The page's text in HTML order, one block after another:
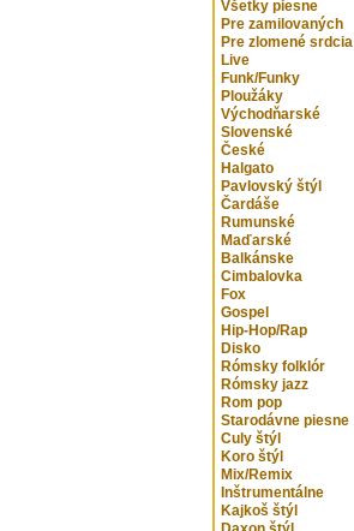
Všetky piesne
Pre zamilovaných
Pre zlomené srdcia
Live
Funk/Funky
Ploužáky
Východňarské
Slovenské
České
Halgato
Pavlovský štýl
Čardáše
Rumunské
Maďarské
Balkánske
Cimbalovka
Fox
Gospel
Hip-Hop/Rap
Disko
Rómsky folklór
Rómsky jazz
Rom pop
Starodávne piesne
Culy štýl
Koro štýl
Mix/Remix
Inštrumentálne
Kajkoš štýl